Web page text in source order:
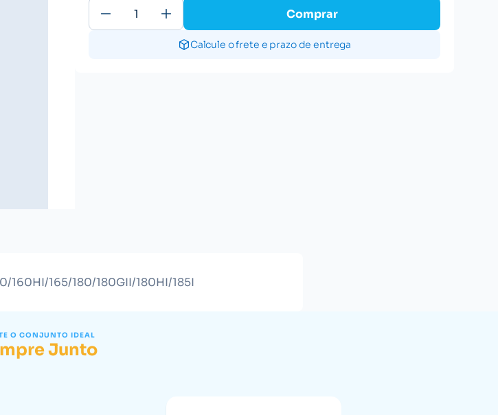
Comprar
Calcule o frete e prazo de entrega
160HI/165/180/180GII/180HI/185I
O CONJUNTO IDEAL
Junto